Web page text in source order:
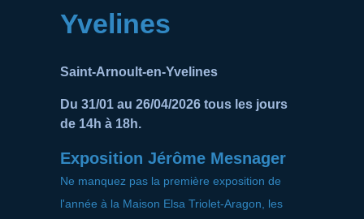
Yvelines
Saint-Arnoult-en-Yvelines
Du 31/01 au 26/04/2026 tous les jours
de 14h à 18h.
Exposition Jérôme Mesnager
Ne manquez pas la première exposition de
l'année à la Maison Elsa Triolet-Aragon, les